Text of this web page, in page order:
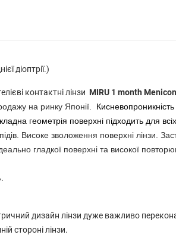
діоптрії.)
контактні лінзи MIRU 1 month
на ринку Японії. Кисневопроникність
геометрія поверхні підходить для
Високе зволоження поверхні лінзи.
гладкої поверхні та високої
дизайн лінзи дуже важливо
стороні лінзи.